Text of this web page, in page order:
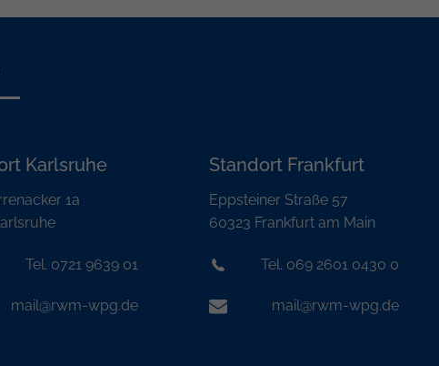
Karlsruhe
1a
Tel. 0721 9639 01
mail@rwm-wpg.de
Standort Frankfurt
Eppsteiner Straße 57
60323 Frankfurt am Main
Tel. 069 2601 0430 0
mail@rwm-wpg.de